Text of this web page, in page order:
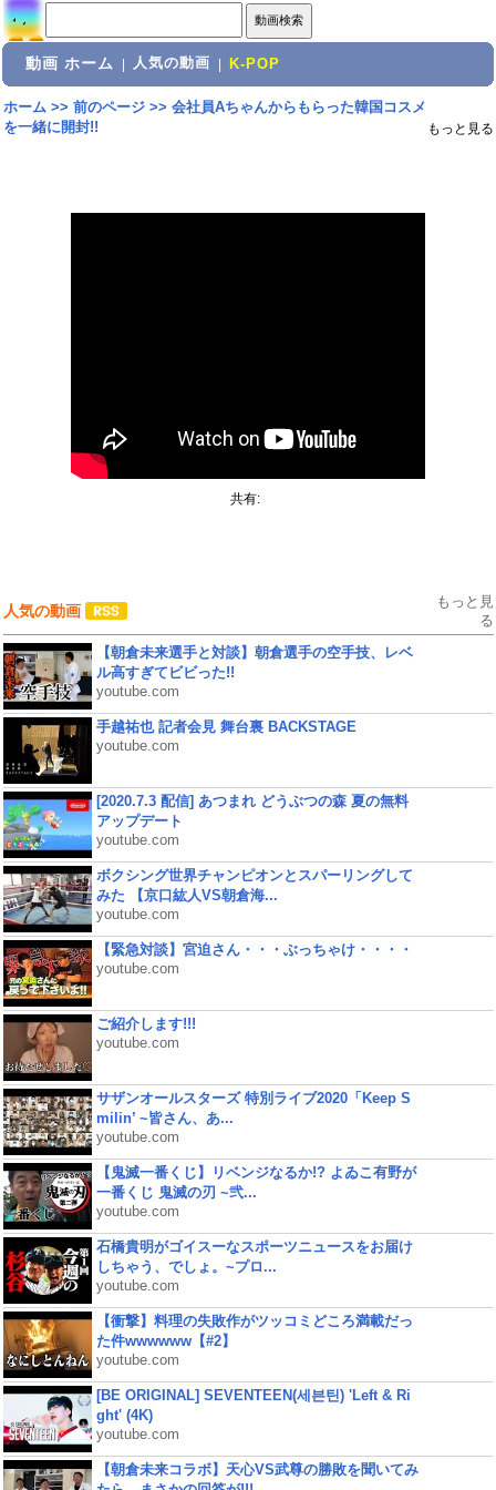
動画 ホーム 人気の動画 K-POP
ホーム>> 前のページ>> 会社員Aちゃんからもらった韓国コスメ
を一緒に開封!!
もっと見る
共有:
人気の動画
もっと見
る
【朝倉未来選手と対談】朝倉選手の空手技、レベ
ル高すぎてビビった!!
youtube.com
手越祐也 記者会見 舞台裏 BACKSTAGE
youtube.com
[2020.7.3 配信] あつまれ どうぶつの森 夏の無料
アップデート
youtube.com
ボクシング世界チャンピオンとスパーリングして
みた 【京口紘人VS朝倉海...
youtube.com
【緊急対談】宮迫さん・・・ぶっちゃけ・・・・
youtube.com
ご紹介します!!!
youtube.com
サザンオールスターズ 特別ライブ2020「Keep S
milin’ ~皆さん、あ...
youtube.com
【鬼滅一番くじ】リベンジなるか!? よゐこ有野が
一番くじ 鬼滅の刃 ~弐...
youtube.com
石橋貴明がゴイスーなスポーツニュースをお届け
しちゃう、でしょ。~プロ...
youtube.com
【衝撃】料理の失敗作がツッコミどころ満載だっ
た件wwwwww【#2】
youtube.com
[BE ORIGINAL] SEVENTEEN(세븐틴) 'Left & Ri
ght' (4K)
youtube.com
【朝倉未来コラボ】天心VS武尊の勝敗を聞いてみ